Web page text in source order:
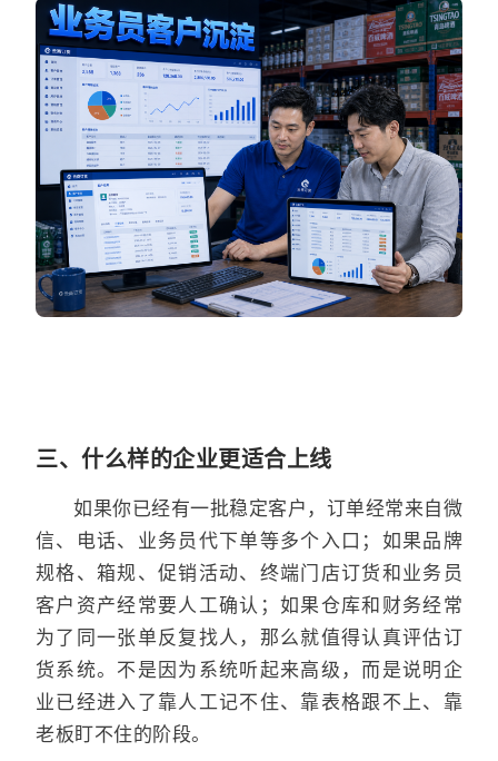
三、什么样的企业更适合上线
如果你已经有一批稳定客户，订单经常来自微
信、电话、业务员代下单等多个入口；如果品牌
规格、箱规、促销活动、终端门店订货和业务员
客户资产经常要人工确认；如果仓库和财务经常
为了同一张单反复找人，那么就值得认真评估订
货系统。不是因为系统听起来高级，而是说明企
业已经进入了靠人工记不住、靠表格跟不上、靠
老板盯不住的阶段。